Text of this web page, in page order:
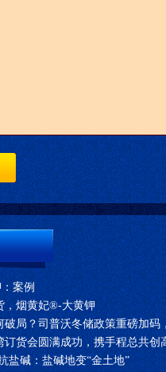
案例
，烟黄妃®-大黄钾
局？司普沃冬储政策重磅加码
货会圆满成功，携手程总共创
盐碱：盐碱地变“金土地”